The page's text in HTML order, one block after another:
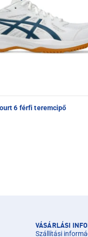
6 férfi teremcipő
VÁSÁRLÁSI
Szállítási